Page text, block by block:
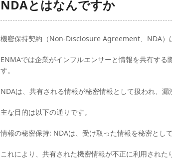
NDAとはなんですか
機密保持契約（Non-Disclosure Agreement、NDA）
ENMAでは企業がインフルエンサーと情報を共有す
す。
NDAは、共有される情報が秘密情報として扱われ、
主な目的は以下の通りです。
情報の秘密保持: NDAは、受け取った情報を秘密とし
これにより、共有された機密情報が不正に利用された